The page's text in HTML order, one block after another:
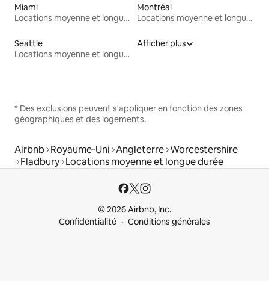
Miami
Locations moyenne et longue durée
Montréal
Locations moyenne et longue durée
Seattle
Locations moyenne et longue durée
Afficher plus
* Des exclusions peuvent s'appliquer en fonction des zones
géographiques et des logements.
Airbnb Royaume-Uni Angleterre Worcestershire
Fladbury Locations moyenne et longue durée
© 2026 Airbnb, Inc.
Confidentialité
Conditions générales